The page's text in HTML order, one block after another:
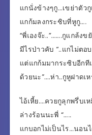
แกนั่งข้างๆกู…เขย่าตัว
แกก้มลงกระซิบที่หูกู….
“พี่เองจ๊ะ..”…….กูแกล้ง
มีไรป่าวคับ “..แกไม่ตอบ
แต่แกก้มมากระซิบอีกที
ด้วยนะ”….ห่า..กูหูฝาดเ
ไอ้เหี้ย….ควยกูลุกพรึ่บเ
ล่างร้อนนะพี่ “…..
แกบอกไม่เป็นไร…นอน